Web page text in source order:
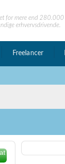
for mere end
erhvervsdrivende.
Freelancer